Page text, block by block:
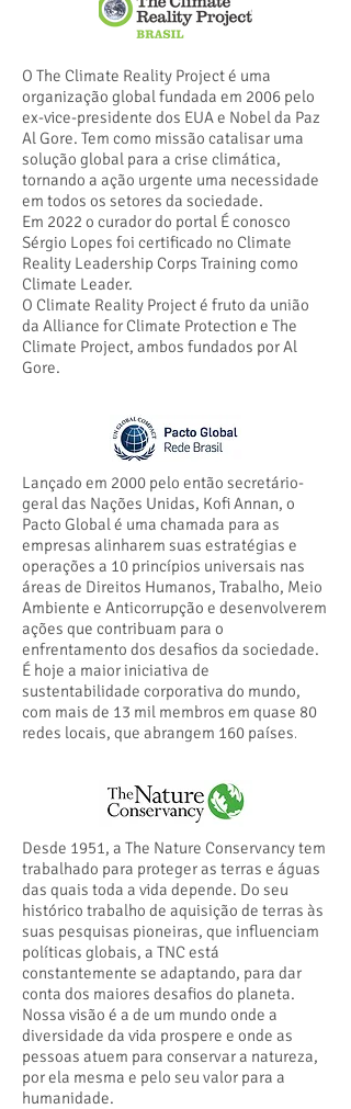
O The Climate Reality Project é uma
organização global fundada em 2006 pelo
ex-vice-presidente dos EUA e Nobel da Paz
Al Gore. Tem como missão catalisar uma
solução global para a crise climática,
tornando a ação urgente uma necessidade
em todos os setores da sociedade.
Em 2022 o curador do portal É conosco
Sérgio Lopes foi certificado no Climate
Reality Leadership Corps Training como
Climate Leader.
O Climate Reality Project é fruto da união
da Alliance for Climate Protection e The
Climate Project, ambos fundados por Al
Gore.
Lançado em 2000 pelo então secretário-
geral das Nações Unidas, Kofi Annan, o
Pacto Global é uma chamada para as
empresas alinharem suas estratégias e
operações a 10 princípios universais nas
áreas de Direitos Humanos, Trabalho, Meio
Ambiente e Anticorrupção e desenvolverem
ações que contribuam para o
enfrentamento dos desafios da sociedade.
É hoje a maior iniciativa de
sustentabilidade corporativa do mundo,
com mais de 13 mil membros em quase 80
redes locais, que abrangem 160 países.
Desde 1951, a The Nature Conservancy tem
trabalhado para proteger as terras e águas
das quais toda a vida depende. Do seu
histórico trabalho de aquisição de terras às
suas pesquisas pioneiras, que influenciam
políticas globais, a TNC está
constantemente se adaptando, para dar
conta dos maiores desafios do planeta.
Nossa visão é a de um mundo onde a
diversidade da vida prospere e onde as
pessoas atuem para conservar a natureza,
por ela mesma e pelo seu valor para a
humanidade.